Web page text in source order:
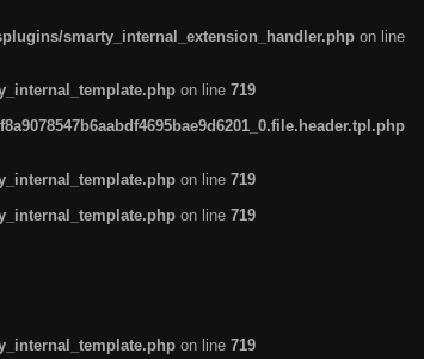
smarty_internal_extension_handler.php on line
on line 719
on line 719
on line 719
on line 719